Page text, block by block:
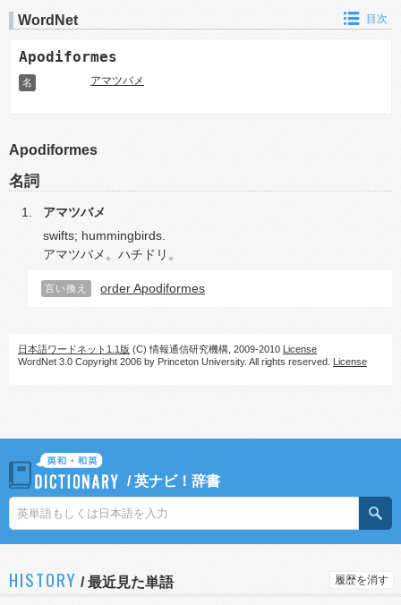
WordNet 目次
Apodiformes
名 アマツバメ
Apodiformes
名詞
アマツバメ
swifts; hummingbirds.
アマツバメ。ハチドリ。
言い換え order Apodiformes
日本語ワードネット1.1版 (C) 情報通信研究機構, 2009-2010 License
WordNet 3.0 Copyright 2006 by Princeton University. All rights reserved. License
/英ナビ！辞書
HISTORY /最近見た単語 履歴を消す